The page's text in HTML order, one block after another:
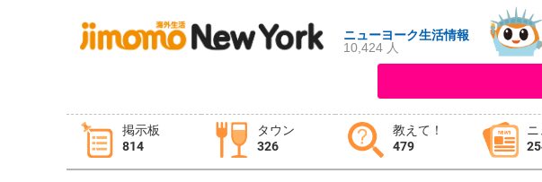
ニューヨーク生活情報
10,424 人
掲示板
814
タウン
326
教えて！
479
ニ
タウン情報